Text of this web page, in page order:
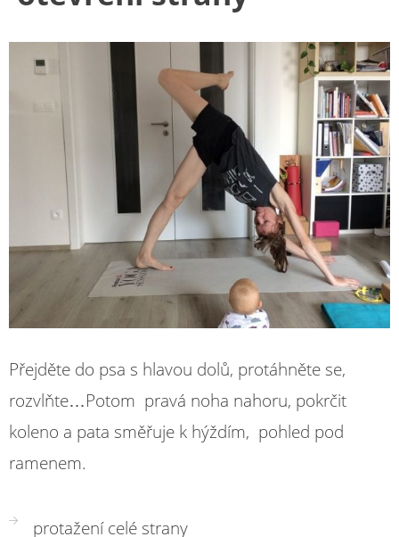
Přejděte do psa s hlavou dolů, protáhněte se,
rozvlňte…Potom pravá noha nahoru, pokrčit
koleno a pata směřuje k hýždím, pohled pod
ramenem.
protažení celé strany